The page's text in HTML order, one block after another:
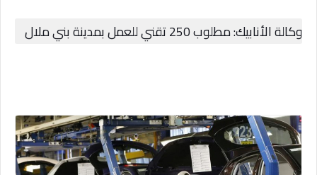
وكالة الأنابيك: مطلوب 250 تقني للعمل بمدينة بني ملال